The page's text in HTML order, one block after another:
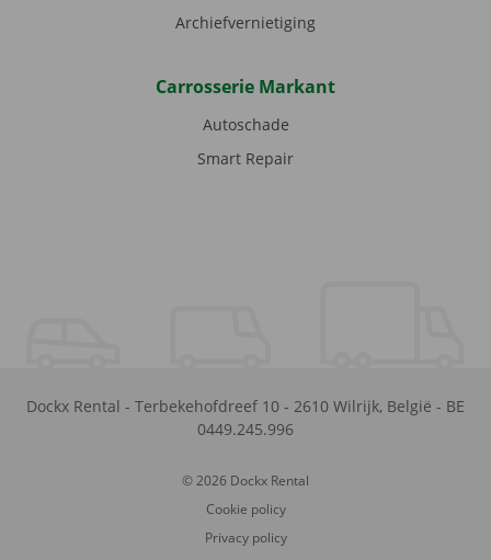
Archiefvernietiging
Carrosserie Markant
Autoschade
Smart Repair
Dockx Rental - Terbekehofdreef 10 - 2610 Wilrijk, België - BE
0449.245.996
© 2026 Dockx Rental
Cookie policy
Privacy policy